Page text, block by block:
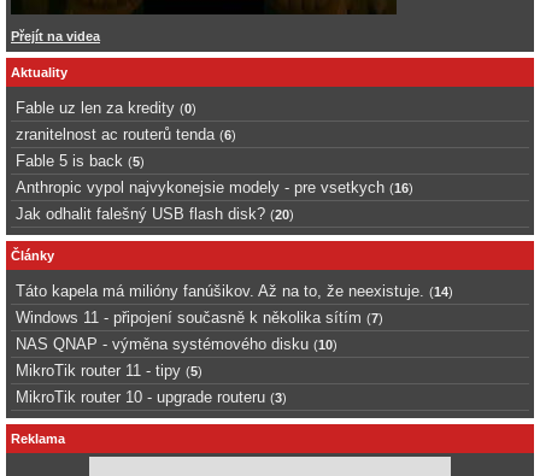
Přejít na videa
Aktuality
Fable uz len za kredity (0)
zranitelnost ac routerů tenda (6)
Fable 5 is back (5)
Anthropic vypol najvykonejsie modely - pre vsetkych (16)
Jak odhalit falešný USB flash disk? (20)
Články
Táto kapela má milióny fanúšikov. Až na to, že neexistuje. (14)
Windows 11 - připojení současně k několika sítím (7)
NAS QNAP - výměna systémového disku (10)
MikroTik router 11 - tipy (5)
MikroTik router 10 - upgrade routeru (3)
Reklama